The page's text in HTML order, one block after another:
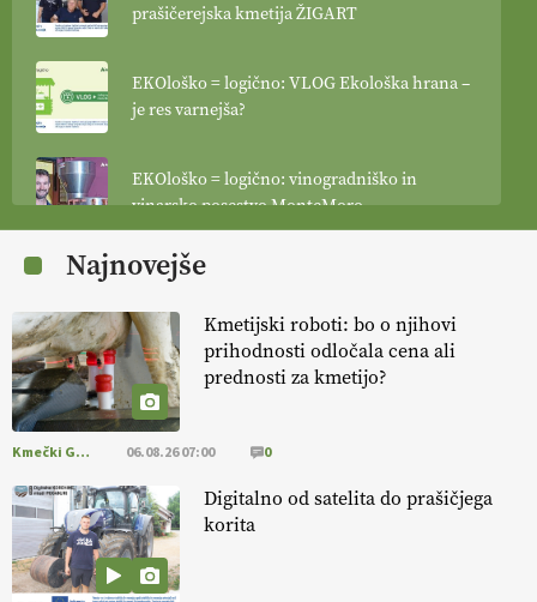
prašičerejska kmetija ŽIGART
EKOloško = logično: VLOG Ekološka hrana –
je res varnejša?
EKOloško = logično: vinogradniško in
vinarsko posestvo MonteMoro
EKOloško = logično: ekološka kmetija
EKOloško = logično: ekološka kmetija
HOMAR
EKOloško = logično: VLOG Ekološko
kmetijstvo brez škropljenja?
EKOloško = logično: ekološka kmetija
ALTENBAHER
Najnovejše
Kmetijski roboti: bo o njihovi
prihodnosti odločala cena ali
prednosti za kmetijo?
Kmečki Glas 06.08.26 07:00 0
Digitalno od satelita do prašičjega
korita